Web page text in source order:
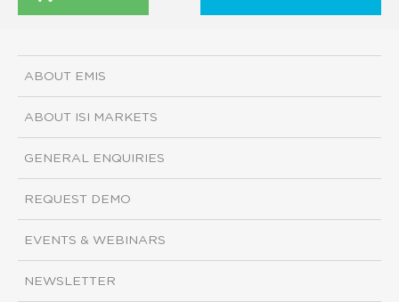
ABOUT EMIS
ABOUT ISI MARKETS
GENERAL ENQUIRIES
REQUEST DEMO
EVENTS & WEBINARS
NEWSLETTER